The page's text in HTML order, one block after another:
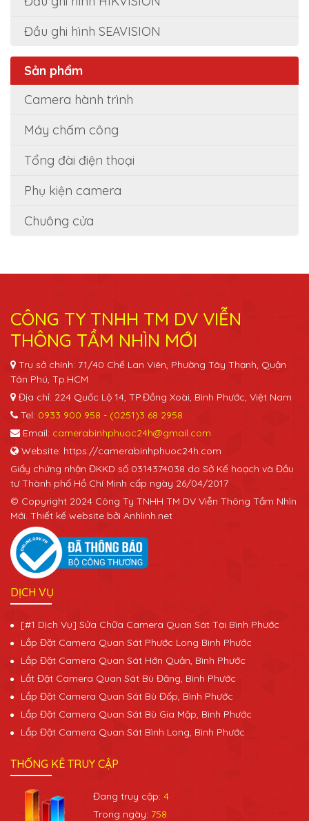
Đầu ghi hình SEAVISION
Sản phẩm
Camera hành trình
Máy chấm công
Tổng đài điện thoại
Phụ kiện camera
Chuông cửa
CÔNG TY TNHH TM DV VIỄN
THÔNG TẦM NHÌN MỚI
Trụ sở chính: 71/40 Chế Lan Viên, Phường Tây Thạnh, Quận
Tân Phú, Tp.HCM
Địa chỉ: 224 Quốc Lộ 14, TP.Đồng Xoài, Bình Phước, Việt Nam
Tel: 0933 900 958 - (0251)3 68 2958
Email: camerabinhphuoc24h@gmail.com
Website: https://camerabinhphuoc24h.com
Giấy chứng nhận ĐKKD số 0314374038 do Sở Kế hoạch và Đầu
tư Thành phố Hồ Chí Minh cấp ngày 26/04/2017
© Copyright 2024 Công Ty TNHH TM DV Viễn Thông Tầm Nhìn
Mới. Thiết kế website bởi Anhlinh.net
DỊCH VỤ
[#1 Dịch Vụ] Sửa Chữa Camera Quan Sát Tại Bình Phước
Lắp Đặt Camera Quan Sát Phước Long Bình Phước
Lắp Đặt Camera Quan Sát Hớn Quản, Bình Phước
Lắt Đặt Camera Quan Sát Bù Đăng, Bình Phước
Lắp Đặt Camera Quan Sát Bù Đốp, Bình Phước
Lắp Đặt Camera Quan Sát Bù Gia Mập, Bình Phước
Lắp Đặt Camera Quan Sát Bình Long, Bình Phước
THỐNG KÊ TRUY CẬP
Đang truy cập: 4
Trong ngày: 758